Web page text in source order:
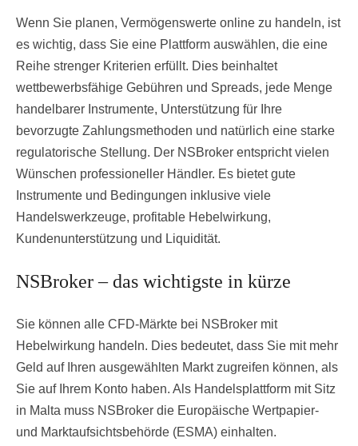
Wenn Sie planen, Vermögenswerte online zu handeln, ist
es wichtig, dass Sie eine Plattform auswählen, die eine
Reihe strenger Kriterien erfüllt. Dies beinhaltet
wettbewerbsfähige Gebühren und Spreads, jede Menge
handelbarer Instrumente, Unterstützung für Ihre
bevorzugte Zahlungsmethoden und natürlich eine starke
regulatorische Stellung. Der NSBroker entspricht vielen
Wünschen professioneller Händler. Es bietet gute
Instrumente und Bedingungen inklusive viele
Handelswerkzeuge, profitable Hebelwirkung,
Kundenunterstützung und Liquidität.
NSBroker – das wichtigste in kürze
Sie können alle CFD-Märkte bei NSBroker mit
Hebelwirkung handeln. Dies bedeutet, dass Sie mit mehr
Geld auf Ihren ausgewählten Markt zugreifen können, als
Sie auf Ihrem Konto haben. Als Handelsplattform mit Sitz
in Malta muss NSBroker die Europäische Wertpapier-
und Marktaufsichtsbehörde (ESMA) einhalten.